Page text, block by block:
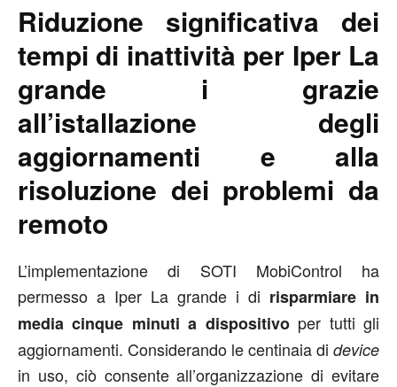
Riduzione significativa dei
tempi di inattività per Iper La
grande i grazie
all’istallazione degli
aggiornamenti e alla
risoluzione dei problemi da
remoto
L’implementazione di SOTI MobiControl ha
permesso a Iper La grande i di risparmiare in
media cinque minuti a dispositivo per tutti gli
aggiornamenti. Considerando le centinaia di device
in uso, ciò consente all’organizzazione di evitare